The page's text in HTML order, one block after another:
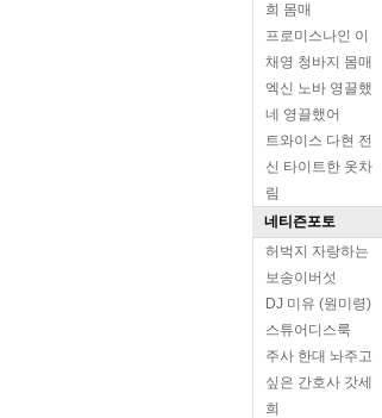
희 몸매
프로미스나인 이
채영 청바지 몸매
엑신 노바 영끌했
네 영끌했어
트와이스 다현 전
신 타이트한 옷차
림
네티즌포토
허벅지 자랑하는
보송이버섯
DJ 미유 (원미령)
스튜어디스룩
주사 한대 놔주고
싶은 간호사 갓세
희